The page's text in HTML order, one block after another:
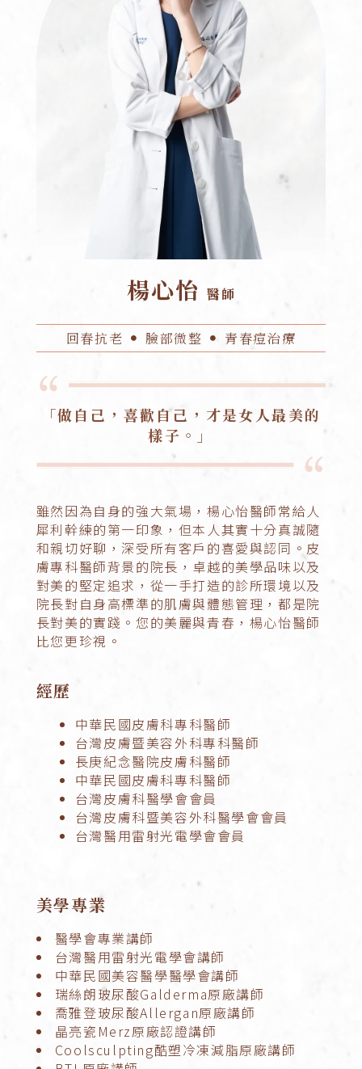
楊心怡 醫師
回春抗老 臉部微整 青春痘治療
「做自己，喜歡自己，才是女人最美的
樣子。」
雖然因為自身的強大氣場，楊心怡醫師常給人
犀利幹練的第一印象，但本人其實十分真誠隨
和親切好聊，深受所有客戶的喜愛與認同。皮
膚專科醫師背景的院長，卓越的美學品味以及
對美的堅定追求，從一手打造的診所環境以及
院長對自身高標準的肌膚與體態管理，都是院
長對美的實踐。您的美麗與青春，楊心怡醫師
比您更珍視。
經歷
中華民國皮膚科專科醫師
台灣皮膚暨美容外科專科醫師
長庚紀念醫院皮膚科醫師
中華民國皮膚科專科醫師
台灣皮膚科醫學會會員
台灣皮膚科暨美容外科醫學會會員
台灣醫用雷射光電學會會員
美學專業
醫學會專業講師
台灣醫用雷射光電學會講師
中華民國美容醫學醫學會講師
瑞絲朗玻尿酸Galderma原廠講師
喬雅登玻尿酸Allergan原廠講師
晶亮瓷Merz原廠認證講師
Coolsculpting酷塑冷凍減脂原廠講師